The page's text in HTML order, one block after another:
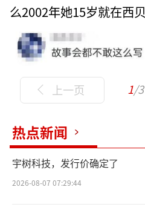
么2002年她15岁就在西
上一页 1/3
热点新闻
宇树科技，发行价确定了
2026-08-07 07:29:44